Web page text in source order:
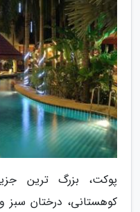
پوکت، بزرگ ترین
کوهستانی، درختان سبز